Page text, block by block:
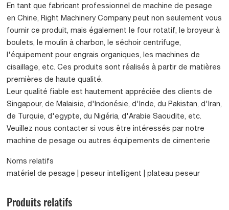
En tant que fabricant professionnel de machine de pesage
en Chine, Right Machinery Company peut non seulement vous
fournir ce produit, mais également le four rotatif, le broyeur à
boulets, le moulin à charbon, le séchoir centrifuge,
l'équipement pour engrais organiques, les machines de
cisaillage, etc. Ces produits sont réalisés à partir de matières
premières de haute qualité.
Leur qualité fiable est hautement appréciée des clients de
Singapour, de Malaisie, d'Indonésie, d'Inde, du Pakistan, d'Iran,
de Turquie, d'egypte, du Nigéria, d'Arabie Saoudite, etc.
Veuillez nous contacter si vous être intéressés par notre
machine de pesage ou autres équipements de cimenterie
Noms relatifs
matériel de pesage | peseur intelligent | plateau peseur
Produits relatifs